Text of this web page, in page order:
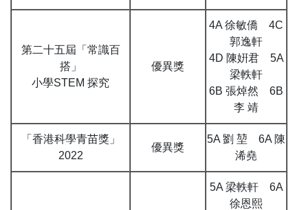
第二十五屆「常識百
搭」
小學STEM 探究
優異獎
4A 徐敏僑 4C
郭逸軒
4D 陳姸君 5A
梁軼軒
6B 張焯然 6B
李 靖
「香港科學青苗獎」
2022
優異獎
5A 劉 堃 6A 陳
浠堯
5A 梁軼軒 6A
徐恩熙